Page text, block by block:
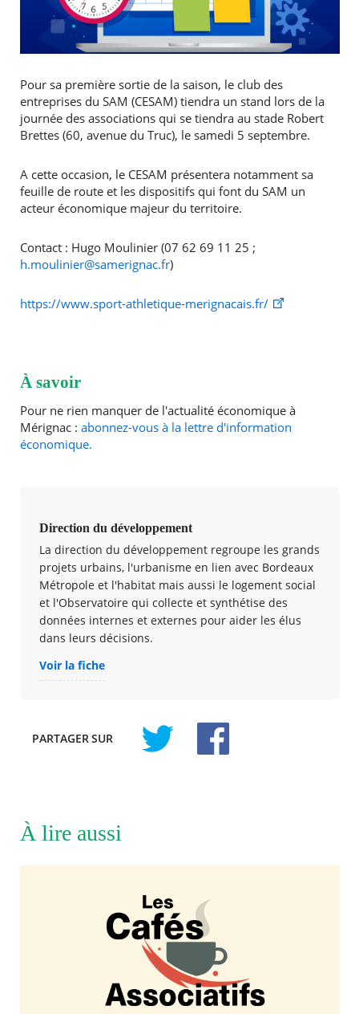
Pour sa première sortie de la saison, le club des
entreprises du SAM (CESAM) tiendra un stand lors de la
journée des associations qui se tiendra au stade Robert
Brettes (60, avenue du Truc), le samedi 5 septembre.
A cette occasion, le CESAM présentera notamment sa
feuille de route et les dispositifs qui font du SAM un
acteur économique majeur du territoire.
Contact : Hugo Moulinier (07 62 69 11 25 ;
h.moulinier@samerignac.fr)
https://www.sport-athletique-merignacais.fr/
À savoir
Pour ne rien manquer de l'actualité économique à
Mérignac : abonnez-vous à la lettre d'information
économique.
Direction du développement
La direction du développement regroupe les grands
projets urbains, l'urbanisme en lien avec Bordeaux
Métropole et l'habitat mais aussi le logement social
et l'Observatoire qui collecte et synthétise des
données internes et externes pour aider les élus
dans leurs décisions.
Voir la fiche
PARTAGER SUR
À lire aussi